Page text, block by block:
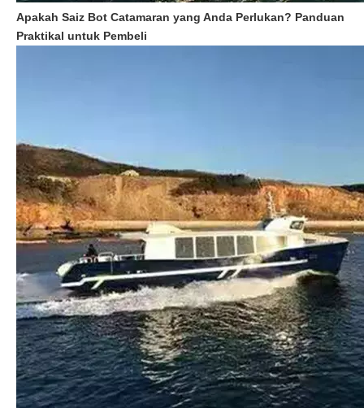
Apakah Saiz Bot Catamaran yang Anda Perlukan? Panduan
Praktikal untuk Pembeli